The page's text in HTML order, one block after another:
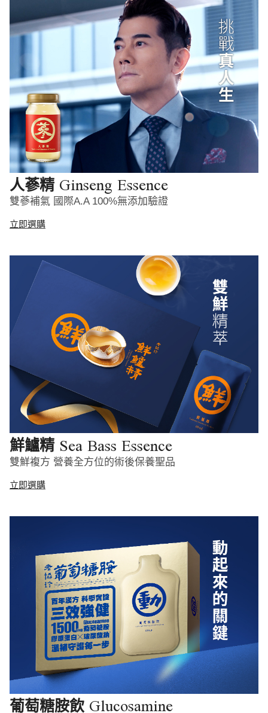
人蔘精 Ginseng Essence
雙蔘補氣 國際A.A 100%無添加驗證
立即選購
鮮鱸精 Sea Bass Essence
雙鮮複方 營養全方位的術後保養聖品
立即選購
葡萄糖胺飲